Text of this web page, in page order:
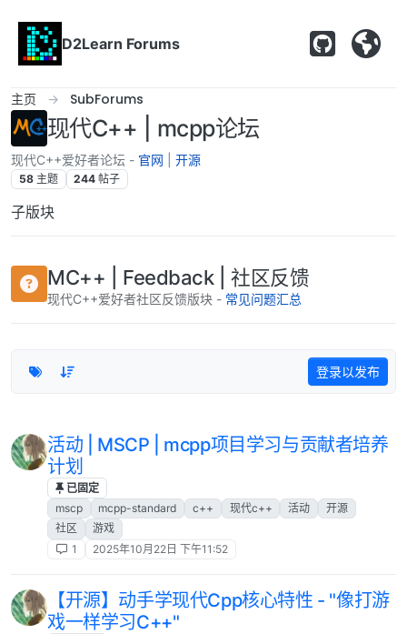
D2Learn Forums
主页 SubForums
现代C++ | mcpp论坛
现代C++爱好者论坛 - 官网 开源
58 主题 244 帖子
子版块
MC++ | Feedback | 社区反馈
现代C++爱好者社区反馈版块 - 常见问题汇总
登录以发布
活动 | MSCP | mcpp项目学习与贡献者培养
计划
已固定
mscp
mcpp-standard c++ 现代c++ 活动
开源
社区
游戏
1
2025年10月22日 下午11:52
【开源】动手学现代Cpp核心特性 - "像打游
戏一样学习C++"